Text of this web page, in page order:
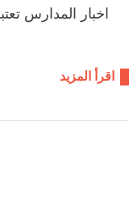
اخبار المدارس
اقرأ المزيد